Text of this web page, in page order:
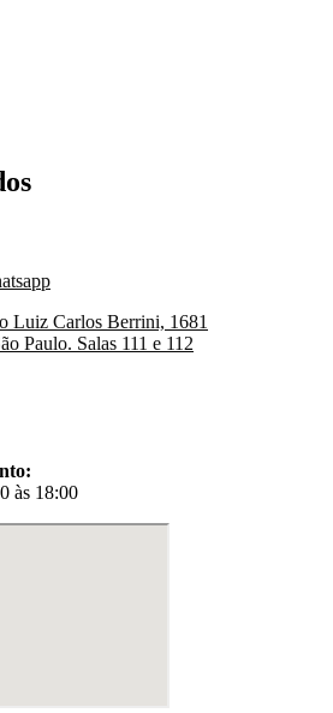
Luiz Carlos Berrini, 1681
Paulo. Salas 111 e 112
às 18:00